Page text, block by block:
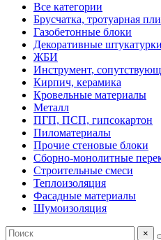
Все категории
Брусчатка, тротуарная
Газобетонные блоки
Декоративные
ЖБИ
Инструмент,
Кирпич, керамика
Кровельные материалы
Металл
ПГП, ПСП, гипсокартон
Пиломатериалы
Прочие стеновые блоки
Сборно-монолитные
Строительные смеси
Теплоизоляция
Фасадные материалы
Шумоизоляция
×